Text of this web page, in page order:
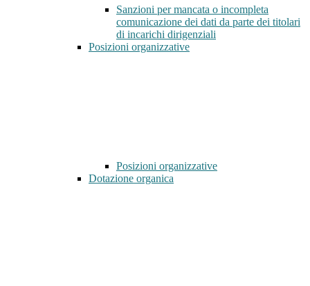
Sanzioni per mancata o incompleta
comunicazione dei dati da parte dei titolari
di incarichi dirigenziali
Posizioni organizzative
Posizioni organizzative
Dotazione organica